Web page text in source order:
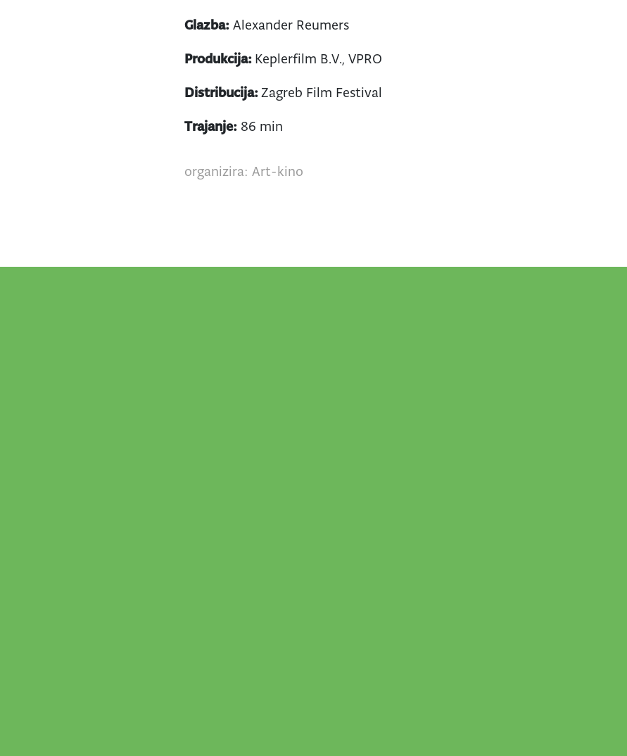
Glazba: Alexander Reumers
Produkcija: Keplerfilm B.V., VPRO
Distribucija:Zagreb Film Festival
Trajanje: 86 min
organizira: Art-kino